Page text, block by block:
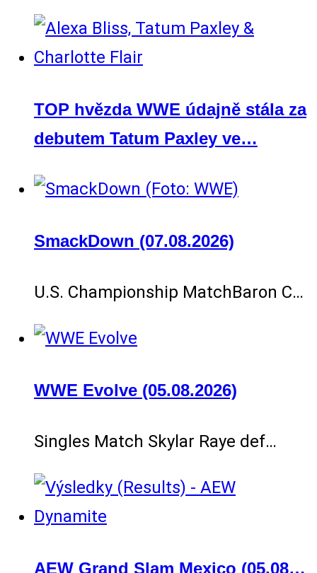
TOP hvězda WWE údajně stála za
debutem Tatum Paxley ve…
SmackDown (07.08.2026)
U.S. Championship MatchBaron C…
WWE Evolve (05.08.2026)
Singles Match Skylar Raye def…
AEW Grand Slam Mexico (05.08…